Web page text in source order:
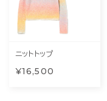
ニットトップ
¥16,500